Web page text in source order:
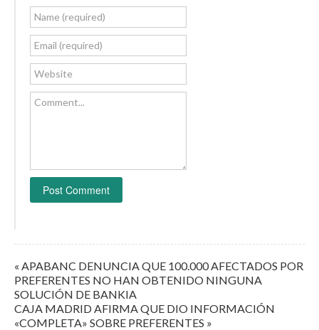
Name (required)
Email (required)
Website
Comment...
« APABANC DENUNCIA QUE 100.000 AFECTADOS POR
PREFERENTES NO HAN OBTENIDO NINGUNA
SOLUCIÓN DE BANKIA
CAJA MADRID AFIRMA QUE DIO INFORMACIÓN
«COMPLETA» SOBRE PREFERENTES »